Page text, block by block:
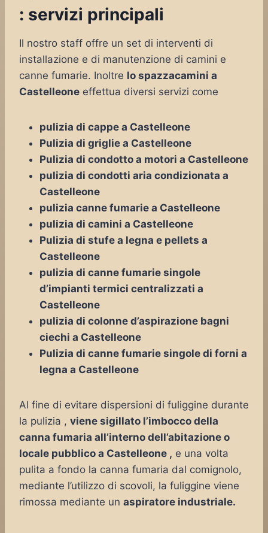
: servizi principali
Il nostro staff offre un set di interventi di
installazione e di manutenzione di camini e
canne fumarie. Inoltre lo spazzacamini a
Castelleone effettua diversi servizi come
pulizia di cappe a Castelleone
Pulizia di griglie a Castelleone
Pulizia di condotto a motori a Castelleone
pulizia di condotti aria condizionata a
Castelleone
pulizia canne fumarie a Castelleone
pulizia di camini a Castelleone
Pulizia di stufe a legna e pellets a
Castelleone
pulizia di canne fumarie singole
d’impianti termici centralizzati a
Castelleone
pulizia di colonne d’aspirazione bagni
ciechi a Castelleone
Pulizia di canne fumarie singole di forni a
legna a Castelleone
Al fine di evitare dispersioni di fuliggine durante
la pulizia , viene sigillato l’imbocco della
canna fumaria all’interno dell’abitazione o
locale pubblico a Castelleone , e una volta
pulita a fondo la canna fumaria dal comignolo,
mediante l’utilizzo di scovoli, la fuliggine viene
rimossa mediante un aspiratore industriale.